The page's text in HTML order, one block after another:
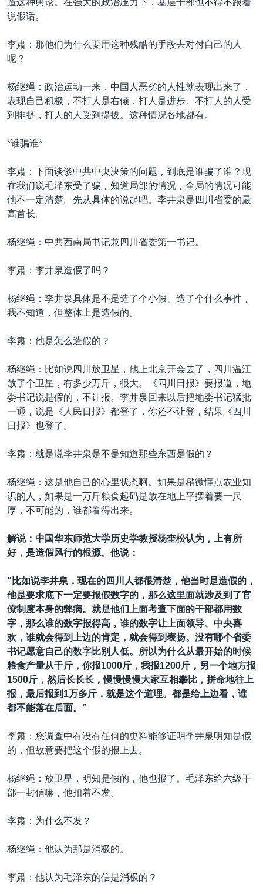
造这种舆论。在强大的政治压力下，基层干部也不得不跟着
说假话。
李肃：那他们为什么要用这种残酷的手段去对付自己的人
呢？
杨继绳：政治运动一来，中国人恶劣的人性就表现出来了，
表现自己积极，不打人是右倾，打人是进步。不打人的人受
到排挤，打人的人受到提拔。这种情况各地都有。
*谁骗谁*
李肃：下面谈谈中共中央决策的问题，到底是谁骗了谁？现
在我们说毛泽东受了骗，知道局部的情况，全局的情况可能
他不一定清楚。先从具体的说起吧。李井泉是四川省委的最
高首长。
杨继绳：中共西南局书记兼四川省委第一书记。
李肃：李井泉造假了吗？
杨继绳：李井泉具体是不是造了个小假、造了个什么事件，
我不知道，但整体上是造假的。
李肃：他是怎么造假的？
杨继绳：比如说四川放卫星，他上北京开会去了，四川温江
放了个卫星，有多少万斤，很大。《四川日报》要报道，地
委书记说是假的，不让报。李井泉回来以后把地委书记猛批
一通，说是《人民日报》都登了，你还不让登，结果《四川
日报》也登了。
李肃：就是说李井泉是不是知道那些东西是假的？
杨继绳：这是他自己的心里状态啊。如果是稍微懂点农业知
识的人，如果是一万斤粮食起码是放在地上平摆着要一尺
厚，不可能的，谁都看得出来。
解说：中国华东师范大学历史学教授杨奎松认为，上有所
好，是造假风行的根源。他说：
“比如说李井泉，现在的四川人都很清楚，他当时是造假的，
他是要求底下一定要报假数字的，那么这里面就涉及到了官
僚制度本身的弊病。就是他们上面考查下面的干部都用数
字，那么谁的数字报得高，谁的数字让上面领导、中央喜
欢，谁就会得到上边的肯定，就会得到表扬。没有哪个省委
书记愿意自己的数字比别人低。所以为什么从最开始的时候
粮食产量从千斤，你报1000斤，我报1200斤，另一个地方报
1500斤，然后长长长，慢慢慢慢大家互相攀比，拼命地往上
报，最后报到1万多斤，就是这个道理。都是给上边看，谁
都不能落在后面。”
李肃：您调查中有没有任何的史料能够证明李井泉明知是假
的，但故意要把这个假的报上去。
杨继绳：放卫星，明知是假的，他也报了。毛泽东给六级干
部一封信嘛，他扣着不发。
李肃：为什么不发？
杨继绳：他认为那是消极的。
李肃：他认为毛泽东的信是消极的？